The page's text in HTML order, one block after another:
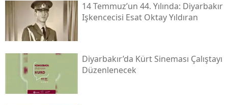
14 Temmuz’un 44. Yılında: Diyarbakır
Işkencecisi Esat Oktay Yıldıran
Diyarbakır’da Kürt Sineması Çalıştayı
Düzenlenecek